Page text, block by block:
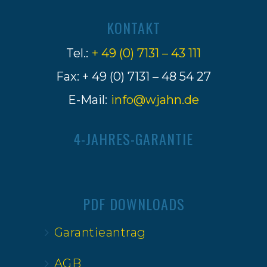
KONTAKT
Tel.: + 49 (0) 7131 – 43 111
Fax: + 49 (0) 7131 – 48 54 27
E-Mail: info@wjahn.de
4-JAHRES-GARANTIE
PDF DOWNLOADS
Garantieantrag
AGB